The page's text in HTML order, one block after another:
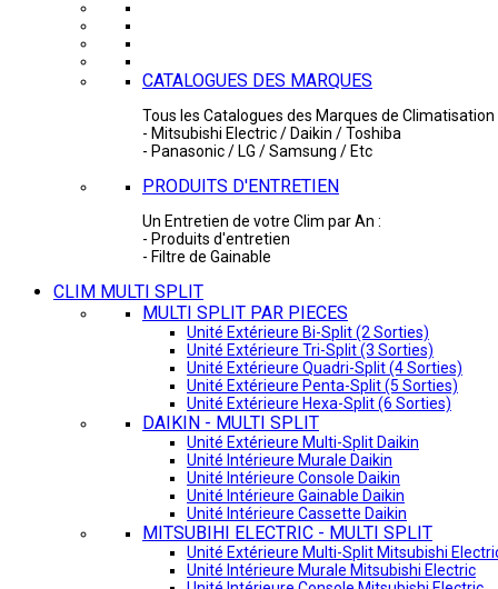
CATALOGUES DES MARQUES
Tous les Catalogues des Marques de Climatisation
- Mitsubishi Electric / Daikin / Toshiba
- Panasonic / LG / Samsung / Etc
PRODUITS D'ENTRETIEN
Un Entretien de votre Clim par An :
- Produits d'entretien
- Filtre de Gainable
CLIM MULTI SPLIT
MULTI SPLIT PAR PIECES
Unité Extérieure Bi-Split (2 Sorties)
Unité Extérieure Tri-Split (3 Sorties)
Unité Extérieure Quadri-Split (4 Sorties)
Unité Extérieure Penta-Split (5 Sorties)
Unité Extérieure Hexa-Split (6 Sorties)
DAIKIN - MULTI SPLIT
Unité Extérieure Multi-Split Daikin
Unité Intérieure Murale Daikin
Unité Intérieure Console Daikin
Unité Intérieure Gainable Daikin
Unité Intérieure Cassette Daikin
MITSUBIHI ELECTRIC - MULTI SPLIT
Unité Extérieure Multi-Split Mitsubishi
Unité Intérieure Murale Mitsubishi Electric